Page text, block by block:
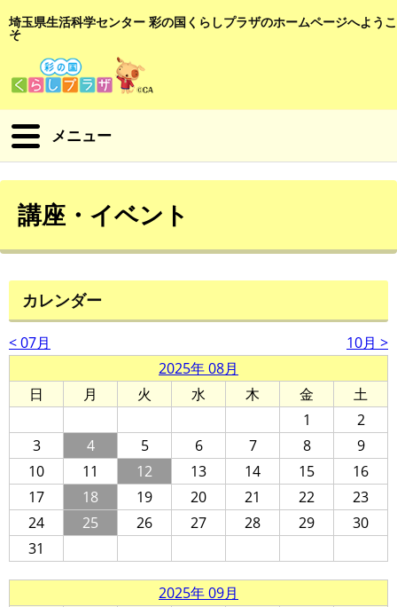
埼玉県生活科学センター 彩の国くらしプラザのホームページへようこ
そ
メニュー
講座・イベント
カレンダー
< 07月
10月 >
2025年 08月
日
月 火 水 木 金
土
1
2
3
4 5 6 7 8
9
10
11 12 13 14 15
16
17
18 19 20 21 22
23
24
25 26 27 28 29
30
31
2025年 09月